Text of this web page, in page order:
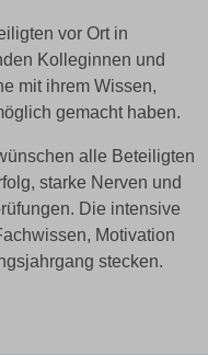
vor Ort in
Kolleginnen und
mit ihrem Wissen,
gemacht haben.
alle Beteiligten
starke Nerven und
Die intensive
Motivation
stecken.